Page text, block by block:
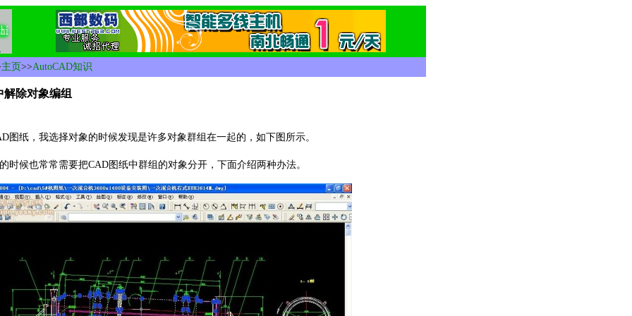
主页>>AutoCAD知识
除对象编组
，我选择对象的时候发现是许多对象群组在一起的，如下图所示。
也常常需要把CAD图纸中群组的对象分开，下面介绍两种办法。